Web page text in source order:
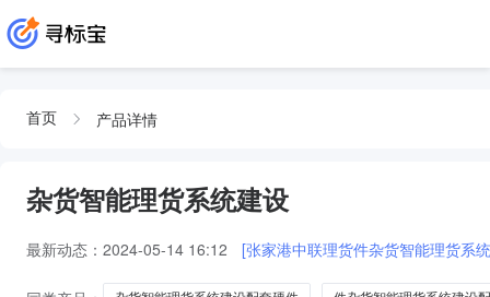
首页 产品详情
杂货智能理货系统建设
最新动态： 2024-05-14 16:12 [张家港中联理货件杂货智能理货系